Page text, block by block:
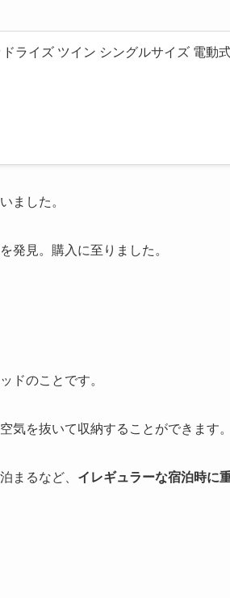
ライズ ツイン シングルサイズ 電動
ました。
発見。購入に至りました。
ドのことです。
気を抜いて収納することができます。
まるなど、 イレギュラーな宿泊時に